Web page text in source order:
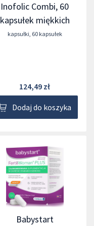
Inofolic Combi, 60
kapsułek miękkich
kapsułki, 60 kapsułek
124,49 zł
Dodaj do koszyka
Babystart